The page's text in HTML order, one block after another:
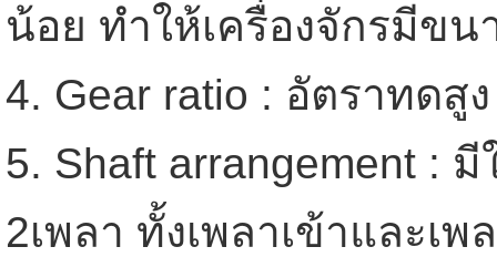
น้อย ทำให้เครื่องจักรมีข
4. Gear ratio : อัตราทดสู
5. Shaft arrangement :
2เพลา ทั้งเพลาเข้าและเ